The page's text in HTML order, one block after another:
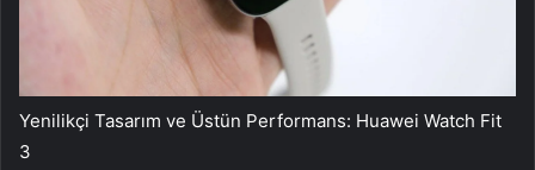
Yenilikçi Tasarım ve Üstün Performans: Huawei Watch Fit
3